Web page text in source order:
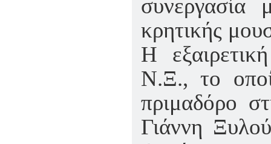
συνεργασία
κρητικής
Η
Ν.Ξ., το
πριμαδόρο
Γιάννη